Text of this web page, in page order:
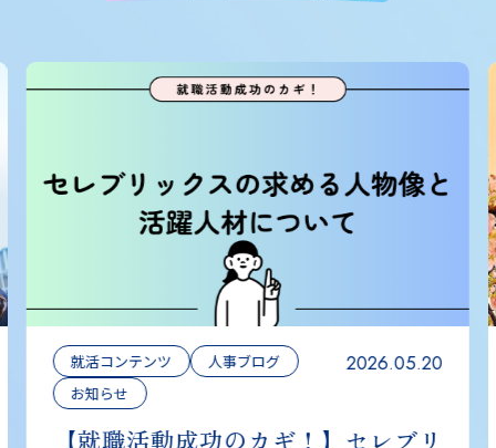
就活コンテンツ
人事ブログ
お知らせ
2026.05.20
【就職活動成功のカギ！】セレブリ